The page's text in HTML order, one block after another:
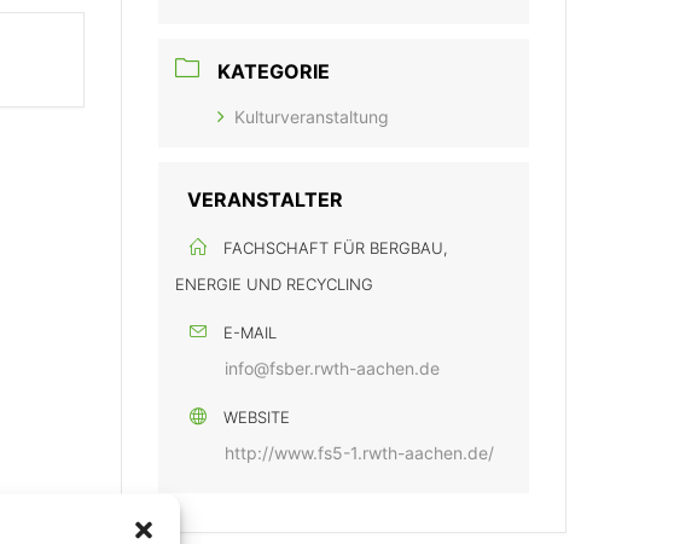
KATEGORIE
Kulturveranstaltung
VERANSTALTER
FACHSCHAFT FÜR BERGBAU,
ENERGIE UND RECYCLING
E-MAIL
info@fsber.rwth-aachen.de
WEBSITE
http://www.fs5-1.rwth-aachen.de/